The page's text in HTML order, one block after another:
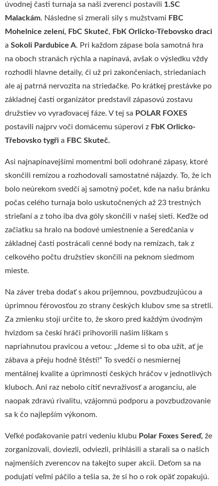
úvodnej časti turnaja sa naši zverenci postavili 1.SC
Malackám. Následne si zmerali sily s mužstvami FBC
Mohelnice zelení, FbC Skuteč, FbK Orlicko-Třebovsko draci
a Sokoli Pardubice A. Pri každom zápase bola samotná hra
na oboch stranách rýchla a napínavá, avšak o výsledku vždy
rozhodli hlavne detaily, či už pri zakončeniach, striedaniach
ale aj patrná nervozita na striedačke. Po krátkej prestávke po
základnej časti organizátor predstavil zápasovú zostavu
družstiev vo vyraďovacej fáze. V tej sa POLAR FOXES
postavili najprv voči domácemu súperovi z FbK Orlicko-
Třebovsko tygři a FBC Skuteč.
Asi najnapínavejšími momentmi boli odohrané zápasy, ktoré
skončili remízou a rozhodovali samostatné nájazdy. To, že ich
bolo neúrekom svedčí aj samotný počet, kde na našu bránku
počas celého turnaja bolo uskutočnených až 23 trestných
strieľaní a z toho iba dva góly skončili v našej sieti. Keďže od
začiatku sa hralo na bodové umiestnenie a Seredčania v
základnej časti postrácali cenné body na remízach, tak z
celkového počtu družstiev skončili na peknom siedmom
mieste.
Na záver treba dodať s akou príjemnou, povzbudzujúcou a
úprimnou férovosťou zo strany českých klubov sme sa stretli.
Za zmienku stojí určite to, že skoro pred každým úvodným
hvizdom sa českí hráči prihovorili našim líškam s
napriahnutou pravicou a vetou: „Jdeme si to oba užít, ať je
zábava a přeju hodně štěstí!“ To svedčí o nesmiernej
mentálnej kvalite a úprimnosti českých hráčov v jednotlivých
kluboch. Ani raz nebolo cítiť nevraživosť a aroganciu, ale
naopak zdravú rivalitu, vzájomnú podporu a povzbudzovanie
sa k čo najlepším výkonom.
Veľké poďakovanie patrí vedeniu klubu Polar Foxes Sereď, že
zorganizovali, doviezli, odviezli, prihlásili a starali sa o našich
najmenších zverencov na takejto super akcii. Deťom sa na
podujatí veľmi páčilo a tešia sa, že si ho o rok opäť zopakujú.